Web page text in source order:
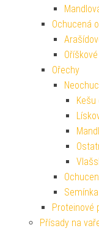
Ochucená
Ořechy
Semínka
Proteinové
Přísady na